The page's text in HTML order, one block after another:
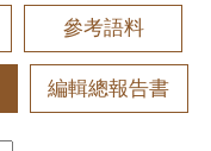
參考語料
編輯總報告書